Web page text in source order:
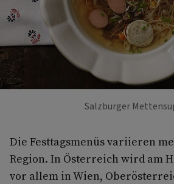
Salzburger
Die Festtagsmenüs variieren
Region. In Österreich wird am
vor allem in Wien,